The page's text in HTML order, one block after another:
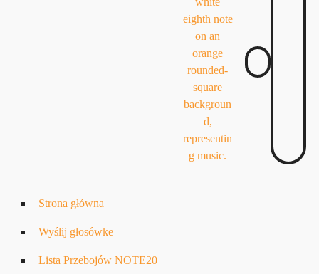
Strona główna
Wyślij głosówke
Lista Przebojów NOTE20